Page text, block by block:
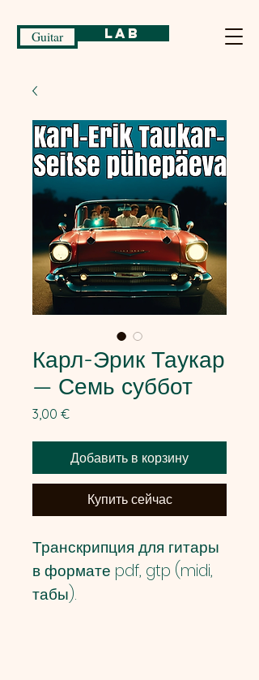
Guitar Lab
Карл-Эрик Таукар
— Семь суббот
3,00 €Цена
Добавить в корзину
Купить сейчас
Транскрипция для гитары
в формате pdf, gtp (midi,
табы).